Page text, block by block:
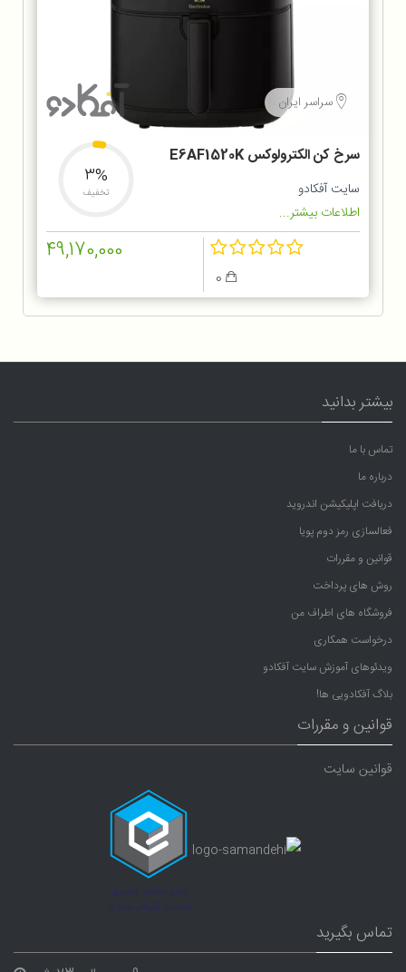
سراسر ایران
سرخ کن الکترولوکس E6AF1520K
سایت آفکادو
اطلاعات بیشتر...
3%
تخفیف
49,170,000
بیشتر بدانید
تماس با ما
درباره ما
دریافت اپلیکیشن اندروید
فعالسازی رمز دوم پویا
قوانین و مقررات
روش های پرداخت
فروشگاه های اطراف من
درخواست همکاری
ویدئوهای آموزش سایت آفکادو
بلاگ آفکادویی ها!
قوانین و مقررات
قوانین سایت
تماس بگیرید